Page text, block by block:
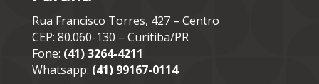
Rua Francisco Torres, 427 – Centro
CEP: 80.060-130 – Curitiba/PR
Fone: (41) 3264-4211
Whatsapp: (41) 99167-0114